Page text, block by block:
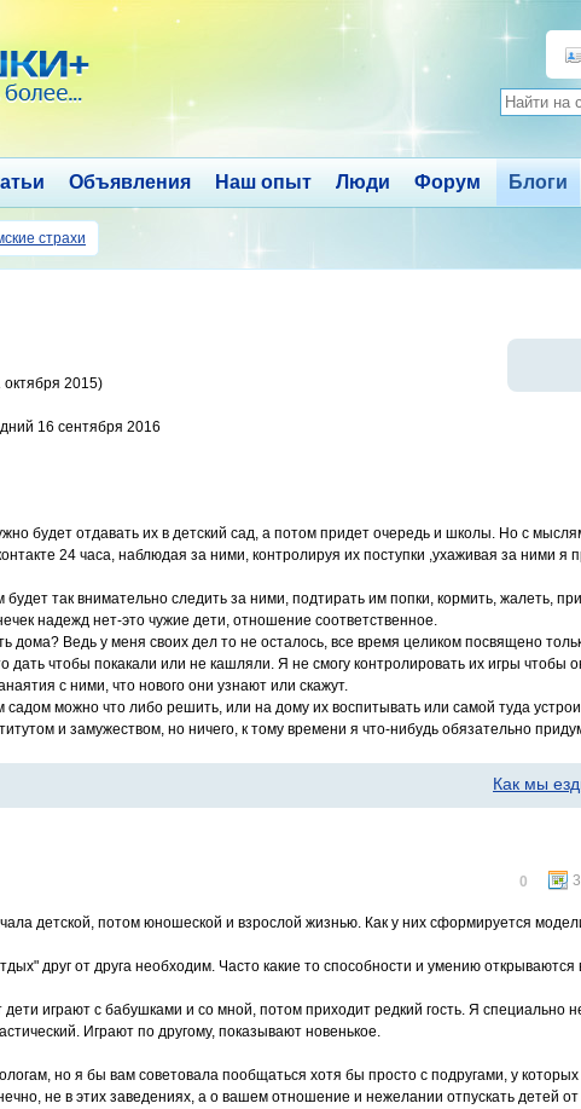
Объявления Наш опыт Люди Форум Блоги
страхи
2015)
16 сентября 2016
будет отдавать их в детский сад, а потом придет очередь и школы. Но с
24 часа, наблюдая за ними, контролируя их поступки ,ухаживая за ними я
так внимательно следить за ними, подтирать им попки, кормить, жалеть,
надежд нет-это чужие дети, отношение соответственное.
дома? Ведь у меня своих дел то не осталось, все время целиком посвящено
дать чтобы покакали или не кашляли. Я не смогу контролировать их игры чтобы
с ними, что нового они узнают или скажут.
садом можно что либо решить, или на дому их воспитывать или самой туда
и замужеством, но ничего, к тому времени я что-нибудь обязательно
Как мы
0
детской, потом юношеской и взрослой жизнью. Как у них сформируется
друг от друга необходим. Часто какие то способности и умению открываются
играют с бабушками и со мной, потом приходит редкий гость. Я специально
Играют по другому, показывают новенькое.
но я бы вам советовала пообщаться хотя бы просто с подругами, у которых
не в этих заведениях, а о вашем отношение и нежелании отпускать детей от